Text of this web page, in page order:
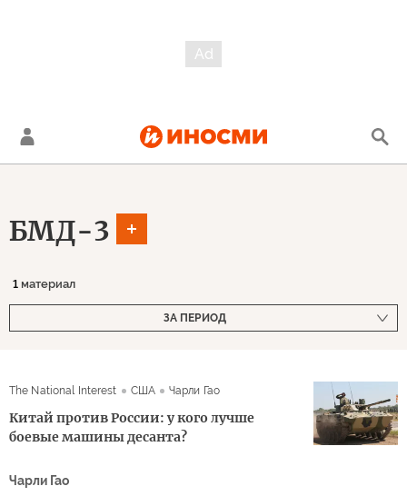
БМД-3
1 материал
ЗА ПЕРИОД
The National Interest США Чарли Гао
Китай против России: у кого лучше
боевые машины десанта?
Чарли Гао